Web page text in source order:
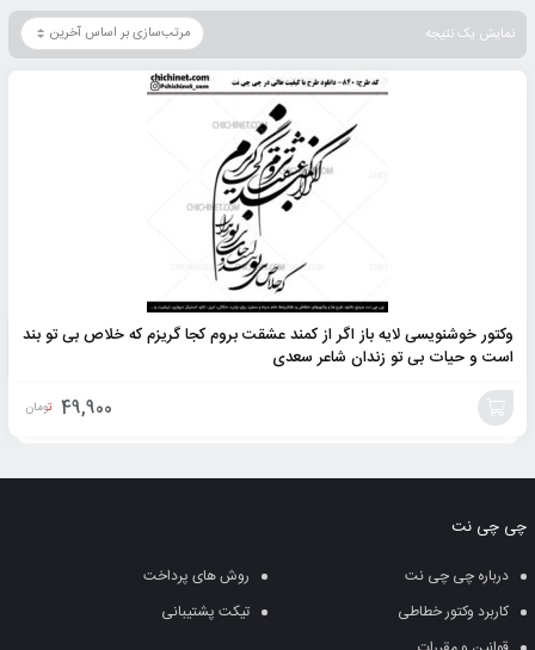
نمایش یک نتیجه
وکتور خوشنویسی لایه باز اگر از کمند عشقت بروم کجا گریزم که خلاص بی تو بند
است و حیات بی تو زندان شاعر سعدی
49,900 تومان
سبد
چی چی نت
درباره چی چی نت
روش های پرداخت
کاربرد وکتور خطاطی
تیکت پشتیبانی